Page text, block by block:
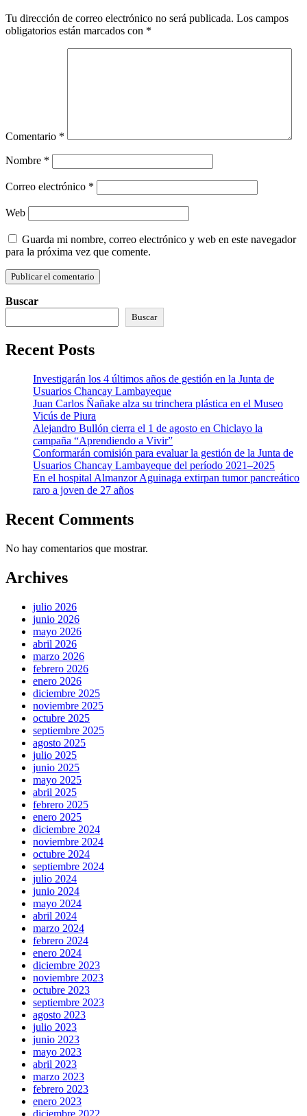
Tu dirección de correo electrónico no será publicada. Los campos
obligatorios están marcados con *
Comentario *
Nombre *
Correo electrónico *
Web
Guarda mi nombre, correo electrónico y web en este navegador
para la próxima vez que comente.
Buscar
Buscar
Recent Posts
Investigarán los 4 últimos años de gestión en la Junta de
Usuarios Chancay Lambayeque
Juan Carlos Ñañake alza su trinchera plástica en el Museo
Vicús de Piura
Alejandro Bullón cierra el 1 de agosto en Chiclayo la
campaña “Aprendiendo a Vivir”
Conformarán comisión para evaluar la gestión de la Junta de
Usuarios Chancay Lambayeque del período 2021–2025
En el hospital Almanzor Aguinaga extirpan tumor pancreático
raro a joven de 27 años
Recent Comments
No hay comentarios que mostrar.
Archives
julio 2026
junio 2026
mayo 2026
abril 2026
marzo 2026
febrero 2026
enero 2026
diciembre 2025
noviembre 2025
octubre 2025
septiembre 2025
agosto 2025
julio 2025
junio 2025
mayo 2025
abril 2025
febrero 2025
enero 2025
diciembre 2024
noviembre 2024
octubre 2024
septiembre 2024
julio 2024
junio 2024
mayo 2024
abril 2024
marzo 2024
febrero 2024
enero 2024
diciembre 2023
noviembre 2023
octubre 2023
septiembre 2023
agosto 2023
julio 2023
junio 2023
mayo 2023
abril 2023
marzo 2023
febrero 2023
enero 2023
diciembre 2022